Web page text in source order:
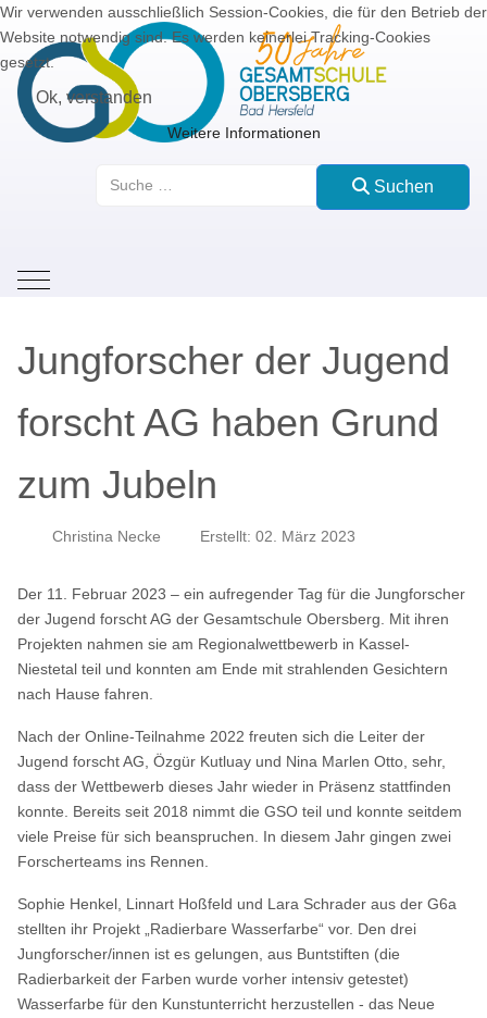
Suchen
Mobile Menu Toggle
Jungforscher der Jugend
forscht AG haben Grund
zum Jubeln
Christina Necke Erstellt: 02. März 2023
Der 11. Februar 2023 – ein aufregender Tag für die Jungforscher
der Jugend forscht AG der Gesamtschule Obersberg. Mit ihren
Projekten nahmen sie am Regionalwettbewerb in Kassel-
Niestetal teil und konnten am Ende mit strahlenden Gesichtern
nach Hause fahren.
Nach der Online-Teilnahme 2022 freuten sich die Leiter der
Jugend forscht AG, Özgür Kutluay und Nina Marlen Otto, sehr,
dass der Wettbewerb dieses Jahr wieder in Präsenz stattfinden
konnte. Bereits seit 2018 nimmt die GSO teil und konnte seitdem
viele Preise für sich beanspruchen. In diesem Jahr gingen zwei
Forscherteams ins Rennen.
Sophie Henkel, Linnart Hoßfeld und Lara Schrader aus der G6a
stellten ihr Projekt „Radierbare Wasserfarbe“ vor. Den drei
Jungforscher/innen ist es gelungen, aus Buntstiften (die
Radierbarkeit der Farben wurde vorher intensiv getestet)
Wasserfarbe für den Kunstunterricht herzustellen - das Neue
Wir verwenden ausschließlich Session-Cookies, die für den Betrieb der
Website notwendig sind. Es werden keinerlei Tracking-Cookies
gesetzt.
Ok, verstanden
Weitere Informationen